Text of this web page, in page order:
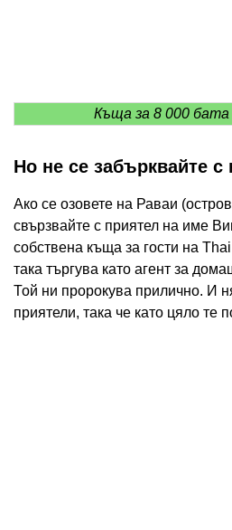
Къща за 8 000
Но не се забърквайте с
Ако се озовете на Раваи
свързвайте с приятел на име
собствена къща за гости на
така търгува като агент за
Той ни пророкува прилично. И
приятели, така че като цяло те